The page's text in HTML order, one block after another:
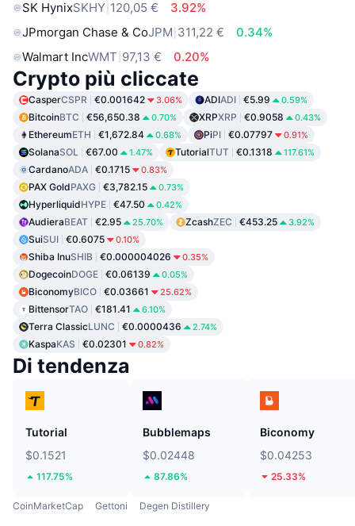
SK HynixSKHY 120,05 €
3.92%
JPmorgan Chase & CoJPM 311,22 €
0.34%
Walmart IncWMT 97,13 € 0.20%
Crypto più cliccate
CasperCSPR €0.001642 3.06% ADIADI €5.99 0.59%
BitcoinBTC €56,650.38 0.70% XRPXRP €0.9058 0.43%
EthereumETH €1,672.84 0.68% PiPI €0.07797 0.91%
SolanaSOL €67.00 1.47% TutorialTUT €0.1318 117.61%
CardanoADA €0.1715 0.83%
PAX GoldPAXG €3,782.15 0.73%
HyperliquidHYPE €47.50 0.42%
AudieraBEAT €2.95 25.70% ZcashZEC €453.25 3.92%
SuiSUI €0.6075 0.10%
Shiba InuSHIB €0.000004026 0.35%
DogecoinDOGE €0.06139 0.05%
BiconomyBICO €0.03661 25.62%
BittensorTAO €181.41 6.10%
Terra ClassicLUNC €0.0000436 2.74%
KaspaKAS €0.02301 0.82%
Di tendenza
Tutorial
$0.1521
117.75%
Bubblemaps
$0.02448
87.86%
Biconomy
$0.04253
25.33%
CoinMarketCap Gettoni Degen Distillery